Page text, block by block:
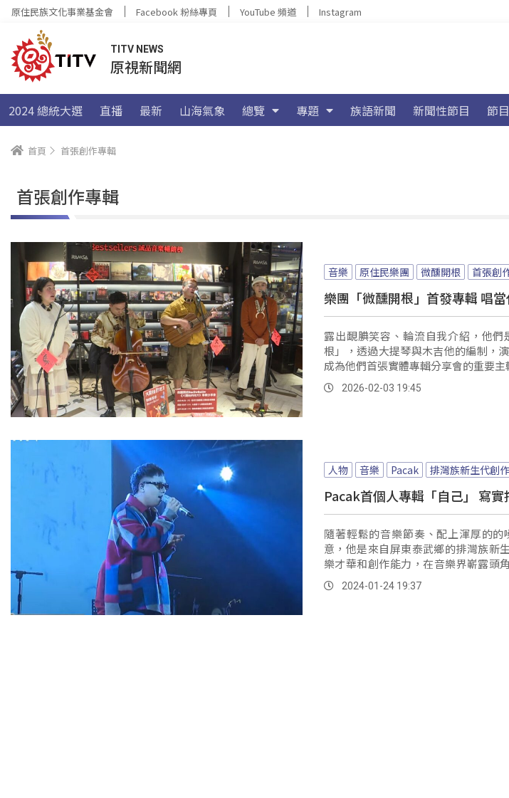
原住民族文化事業基金會 Facebook 粉絲專頁 YouTube 頻道 Instagram
TITV NEWS
原視新聞網
2024 總統大選 直播 最新 山海氣象 總覽 專題 族語新聞 新聞性節目 節
首頁 首張創作專輯
首張創作專輯
音樂 原住民樂團 微醺開根 首張創
樂團「微醺開根」首發專輯 唱
露出靦腆笑容、輪流自我介紹，他
根」，透過大提琴與木吉他的編制，
成為他們首張實體專輯分享會的重要主
2026-02-03 19:45
人物 音樂 Pacak 排灣族新生代創
Pacak首個人專輯「自己」 寫
隨著輕鬆的音樂節奏、配上渾厚的
意，他是來自屏東泰武鄉的排灣族新
樂才華和創作能力，在音樂界嶄露頭
玫瑰熱音大賞雙賽首獎，讓他在30歲
手。2024-01-24 19:37